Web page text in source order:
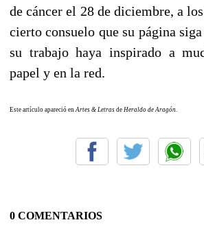
de cáncer el 28 de diciembre, a
cierto consuelo que su página
su trabajo haya inspirado a
papel y en la red.
Este artículo apareció en Artes & Letras de Heraldo de Aragón
0 COMENTARIOS